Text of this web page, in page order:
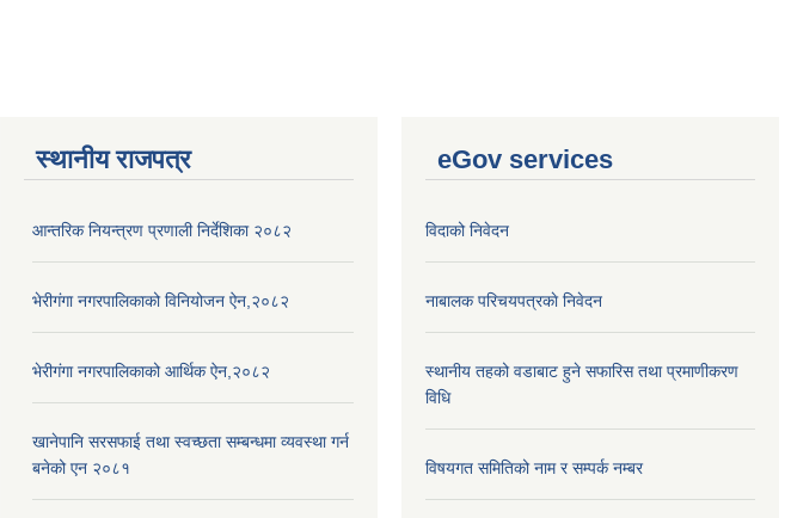
स्थानीय राजपत्र
आन्तरिक नियन्त्रण प्रणाली निर्देशिका २०८२
भेरीगंगा नगरपालिकाको विनियोजन ऐन,२०८२
भेरीगंगा नगरपालिकाको आर्थिक ऐन,२०८२
खानेपानि सरसफाई तथा स्वच्छता सम्बन्धमा व्यवस्था गर्न
बनेको एन २०८१
eGov services
विदाको निवेदन
नाबालक परिचयपत्रकाे निवेदन
स्थानीय तहको वडाबाट हुने सफारिस तथा प्रमाणीकरण
विधि
विषयगत समितिको नाम र सम्पर्क नम्बर